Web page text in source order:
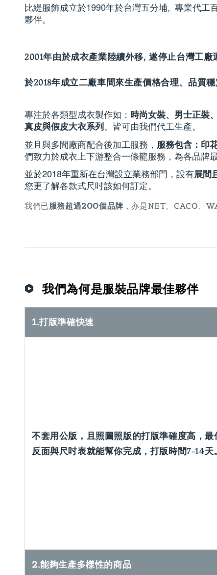
比緹服飾成立於1990年於台灣五分埔, 專業代工
夥伴。
2001年由於成衣產業陸續外移, 遂停止台灣工
於2018年成立二廠車間來生產價格合理、 品質
專注於各類型成衣製作如： 時尚女裝、男士正裝
真皮與假皮大衣系列。皆可由我們代工生產。
並且與多間廠商配合後加工服務， 服務包含：印
們致力於成衣上下游整合一條龍服務，為各品牌
並於2018年重新在台灣設立業務部門，設有展間
您更了解各款式尺吋該如何訂定。
我們已服務超過200個品牌 ，亦是NET、CACO、
我們為何是服裝品牌最佳夥伴
1.打版準確快速
不套用公版，且照圖照版的打版準確度高，
反面與尺吋表就能幫你完成，打版時間7-14天
2.能夠生產多樣性的商品